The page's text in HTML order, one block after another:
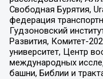
Свободная Бурятия,
федерация
Гудзоновский
Развития, Комитет-
университет, Центр
международных
башни, Библии и